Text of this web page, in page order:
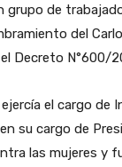
grupo de
del
Decreto N°600/
el cargo de
su cargo de
las mujeres y